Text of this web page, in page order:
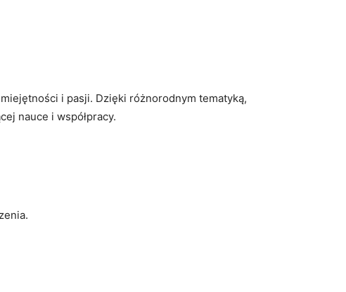
i pasji. Dzięki⁤ różnorodnym tematyką,
nauce i⁤ współpracy.